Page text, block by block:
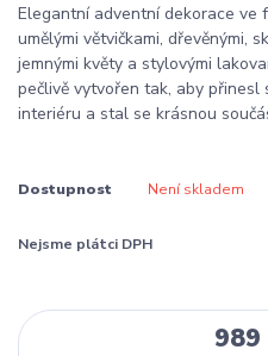
Elegantní adventní dekorace ve
umělými větvičkami, dřevěnými,
jemnými květy a stylovými
pečlivě vytvořen tak, aby
interiéru a stal se krásnou
Dostupnost Není skladem
Nejsme plátci DPH
989